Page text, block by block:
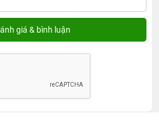
tối ưu cho di chuyển
tế và sang trọng
20.000mAh 30W 1A1C Tích
cao cấp cảm giác mịn màng,
ở mặt trước. Nổi bật ở giữa là
thị phần trăm pin còn lại, giúp